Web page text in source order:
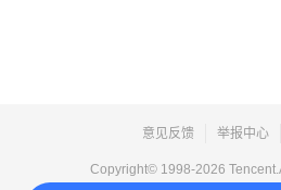
意见反馈 举报中心
Copyright© 1998-2026